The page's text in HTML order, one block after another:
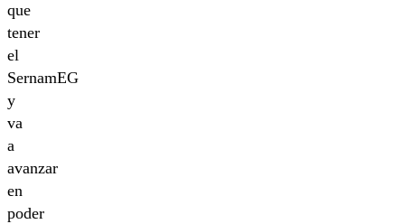
que
tener
el
SernamEG
y
va
a
avanzar
en
poder